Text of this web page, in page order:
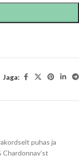
Jaga:
puhas ja